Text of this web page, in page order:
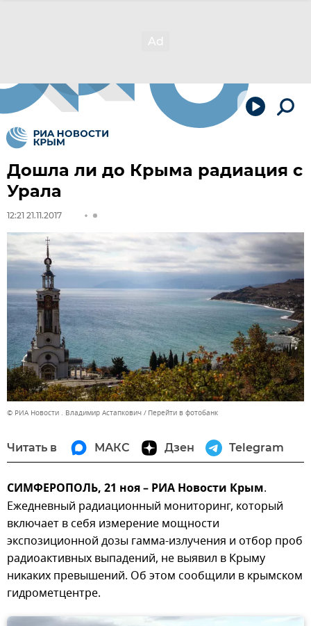
Дошла ли до Крыма радиация с
Урала
12:21 21.11.2017
© РИА Новости . Владимир Астапкович Перейти в фотобанк
Читать в МАКС Дзен Telegram
СИМФЕРОПОЛЬ, 21 ноя – РИА Новости Крым.
Ежедневный радиационный мониторинг, который
включает в себя измерение мощности
экспозиционной дозы гамма-излучения и отбор проб
радиоактивных выпадений, не выявил в Крыму
никаких превышений. Об этом сообщили в крымском
гидрометцентре.